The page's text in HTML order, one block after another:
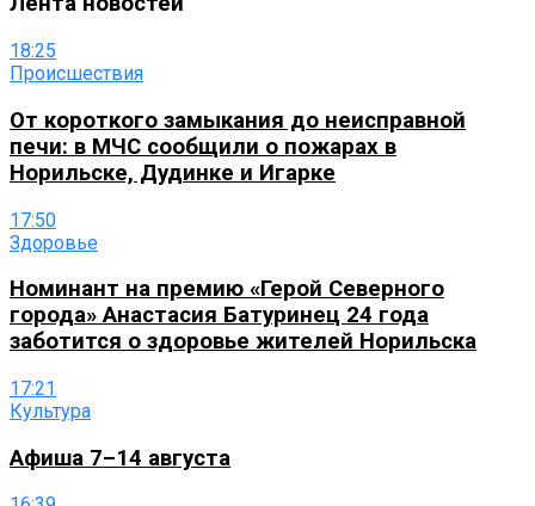
18:25
Происшествия
От короткого замыкания до неисправной
печи: в МЧС сообщили о пожарах в
Норильске, Дудинке и Игарке
17:50
Здоровье
Номинант на премию «Герой Северного
города» Анастасия Батуринец 24 года
заботится о здоровье жителей Норильска
17:21
Культура
Афиша 7–14 августа